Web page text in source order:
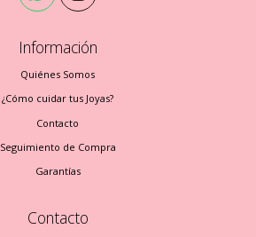
Información
Quiénes Somos
¿Cómo cuidar tus Joyas?
Contacto
Seguimiento de Compra
Garantías
Contacto